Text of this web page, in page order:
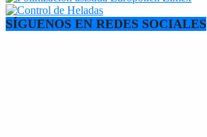
SÍGUENOS EN REDES SOCIALES